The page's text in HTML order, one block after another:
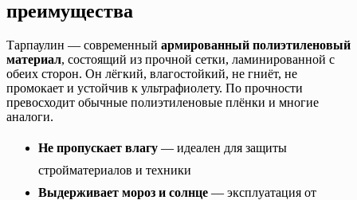
преимущества
Тарпаулин — современный армированный полиэтиленовый
материал, состоящий из прочной сетки, ламинированной с
обеих сторон. Он лёгкий, влагостойкий, не гниёт, не
промокает и устойчив к ультрафиолету. По прочности
превосходит обычные полиэтиленовые плёнки и многие
аналоги.
Не пропускает влагу — идеален для защиты
стройматериалов и техники
Выдерживает мороз и солнце — эксплуатация от